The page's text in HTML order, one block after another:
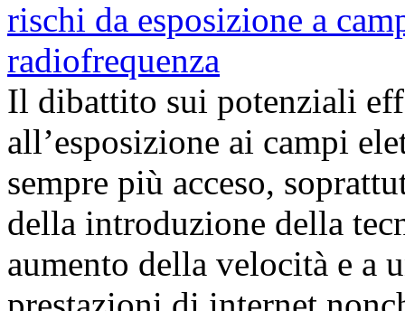
Il dibattito sui potenziali
all’esposizione ai campi
sempre più acceso,
della introduzione della
aumento della velocità e a